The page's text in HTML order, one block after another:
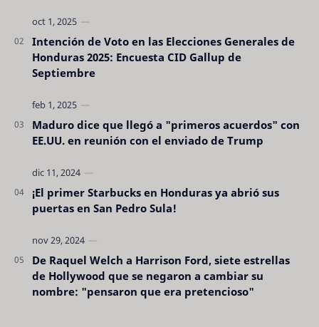
Intención de Voto en las Elecciones Generales de
Honduras 2025: Encuesta CID Gallup de
Septiembre
Maduro dice que llegó a "primeros acuerdos" con
EE.UU. en reunión con el enviado de Trump
¡El primer Starbucks en Honduras ya abrió sus
puertas en San Pedro Sula!
De Raquel Welch a Harrison Ford, siete estrellas
de Hollywood que se negaron a cambiar su
nombre: "pensaron que era pretencioso"